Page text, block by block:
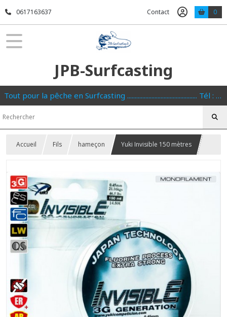
0617163637 Contact 0
JPB-Surfcasting
Tout pour la pêche en Surfcasting .............................................. Tél : 0617163637
Accueil Fils hameçon Yuki Invisible 150 mètres